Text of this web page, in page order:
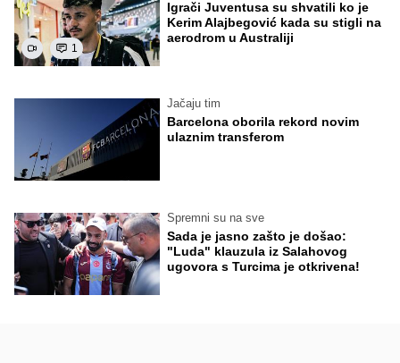
1
Igrači Juventusa su shvatili ko je
Kerim Alajbegović kada su stigli na
aerodrom u Australiji
Jačaju tim
Barcelona oborila rekord novim
ulaznim transferom
Spremni su na sve
Sada je jasno zašto je došao:
"Luda" klauzula iz Salahovog
ugovora s Turcima je otkrivena!